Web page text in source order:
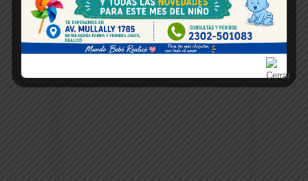
Buscanos en Facebook